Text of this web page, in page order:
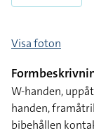
Visa foton
W-handen,
handen,
bibehållen